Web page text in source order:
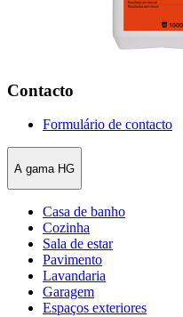
Contacto
Formulário de contacto
A gama HG
Casa de banho
Cozinha
Sala de estar
Pavimento
Lavandaria
Garagem
Espaços exteriores